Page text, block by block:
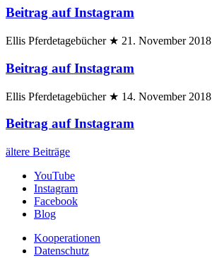
Beitrag auf Instagram
Ellis Pferdetagebücher ★ 21. November 2018
Beitrag auf Instagram
Ellis Pferdetagebücher ★ 14. November 2018
Beitrag auf Instagram
ältere Beiträge
YouTube
Instagram
Facebook
Blog
Kooperationen
Datenschutz